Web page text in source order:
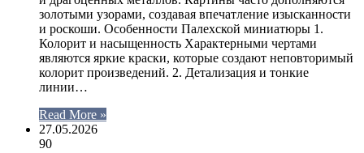
золотыми узорами, создавая впечатление изысканности
и роскоши. Особенности Палехской миниатюры 1.
Колорит и насыщенность Характерными чертами
являются яркие краски, которые создают неповторимый
колорит произведений. 2. Детализация и тонкие
линии…
Read More »
27.05.2026
90